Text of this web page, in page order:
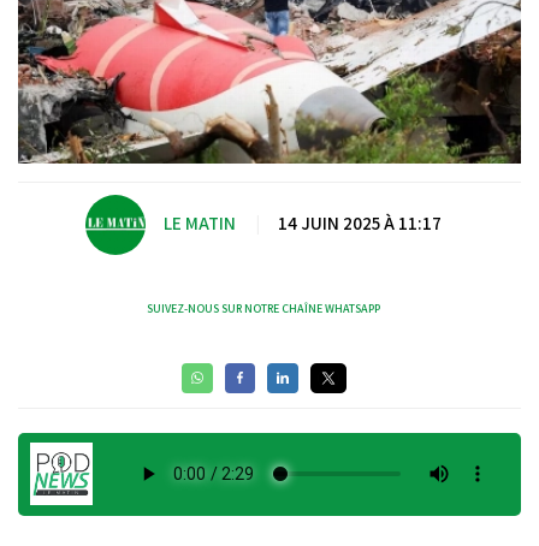
LE MATIN 14 JUIN 2025 À 11:17
SUIVEZ-NOUS SUR NOTRE CHAÎNE WHATSAPP